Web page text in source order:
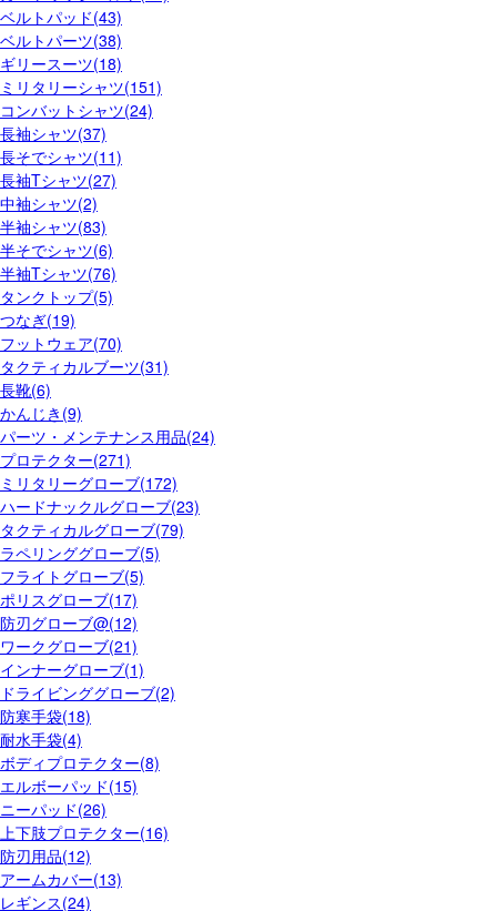
ベルトパッド(43)
ベルトパーツ(38)
ギリースーツ(18)
ミリタリーシャツ(151)
コンバットシャツ(24)
長袖シャツ(37)
長そでシャツ(11)
長袖Tシャツ(27)
中袖シャツ(2)
半袖シャツ(83)
半そでシャツ(6)
半袖Tシャツ(76)
タンクトップ(5)
つなぎ(19)
フットウェア(70)
タクティカルブーツ(31)
長靴(6)
かんじき(9)
パーツ・メンテナンス用品(24)
プロテクター(271)
ミリタリーグローブ(172)
ハードナックルグローブ(23)
タクティカルグローブ(79)
ラペリンググローブ(5)
フライトグローブ(5)
ポリスグローブ(17)
防刃グローブ@(12)
ワークグローブ(21)
インナーグローブ(1)
ドライビンググローブ(2)
防寒手袋(18)
耐水手袋(4)
ボディプロテクター(8)
エルボーパッド(15)
ニーパッド(26)
上下肢プロテクター(16)
防刃用品(12)
アームカバー(13)
レギンス(24)